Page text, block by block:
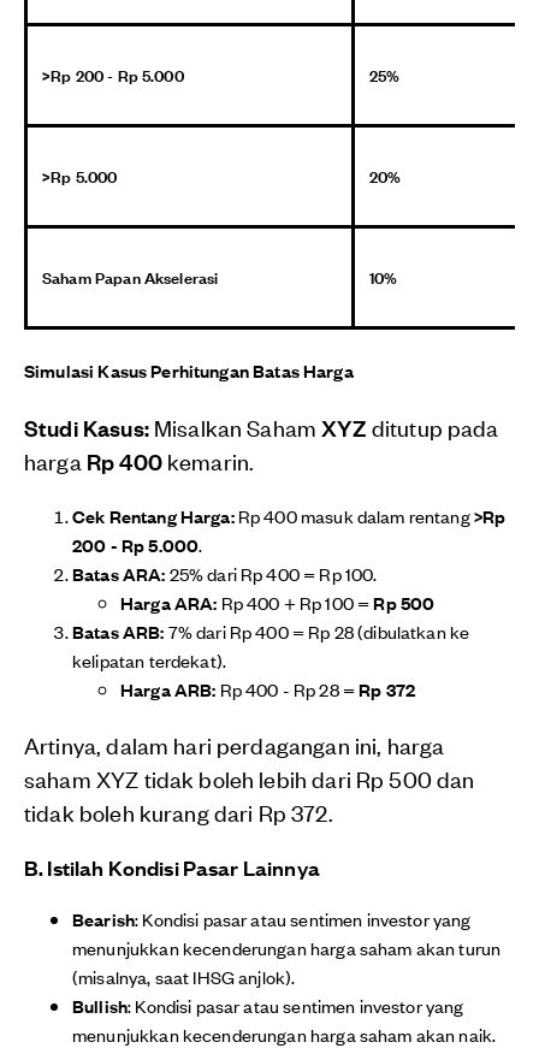
>Rp 200 - Rp 5.000 25%
>Rp 5.000 20%
Saham Papan Akselerasi 10%
Simulasi Kasus Perhitungan Batas Harga
Studi Kasus:Misalkan SahamXYZ ditutup pada
harga Rp 400kemarin.
Cek Rentang Harga:Rp 400 masuk dalam rentang>Rp
200 - Rp 5.000.
Batas ARA:25% dari Rp 400 = Rp 100.
Harga ARA: Rp 400 + Rp 100 =Rp 500
Batas ARB:7% dari Rp 400 = Rp 28 (dibulatkan ke
kelipatan terdekat).
Harga ARB: Rp 400 - Rp 28 =Rp 372
Artinya, dalam hari perdagangan ini, harga
saham XYZ tidak boleh lebih dari Rp 500 dan
tidak boleh kurang dari Rp 372.
B. Istilah Kondisi Pasar Lainnya
Bearish: Kondisi pasar atau sentimen investor yang
menunjukkan kecenderungan harga saham akan turun
(misalnya, saat IHSG anjlok).
Bullish: Kondisi pasar atau sentimen investor yang
menunjukkan kecenderungan harga saham akan naik.